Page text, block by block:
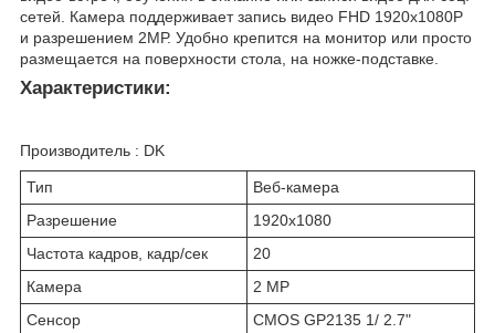
сетей. Камера поддерживает запись видео FHD 1920x1080P
и разрешением 2МР. Удобно крепится на монитор или просто
размещается на поверхности стола, на ножке-подставке.
Характеристики:
Производитель : DK
Тип
Веб-камера
Разрешение
1920x1080
Частота кадров, кадр/сек
20
Камера
2 MP
Сенсор
CMOS GP2135 1/ 2.7"